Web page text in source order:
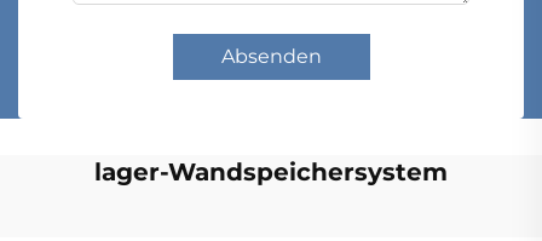
Absenden
lager-Wandspeichersystem